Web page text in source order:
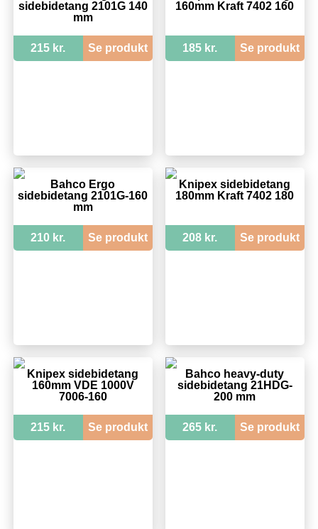
sidebidetang 2101G 140
mm
215 kr. Se produkt
160mm Kraft 7402 160
185 kr. Se produkt
Bahco Ergo
sidebidetang 2101G-160
mm
210 kr. Se produkt
Knipex sidebidetang
180mm Kraft 7402 180
208 kr. Se produkt
Knipex sidebidetang
160mm VDE 1000V
7006-160
215 kr. Se produkt
Bahco heavy-duty
sidebidetang 21HDG-
200 mm
265 kr. Se produkt